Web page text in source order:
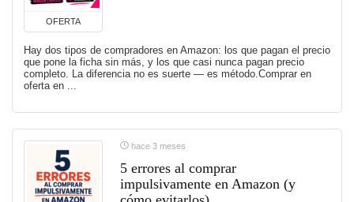
OFERTA
Hay dos tipos de compradores en Amazon: los que pagan el precio
que pone la ficha sin más, y los que casi nunca pagan precio
completo. La diferencia no es suerte — es método.Comprar en
oferta en ...
hace 3 meses
5 errores al comprar
impulsivamente en Amazon (y